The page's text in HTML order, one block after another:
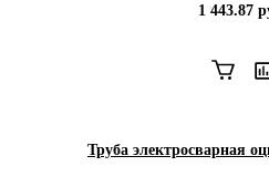
1 443.87
Труба электросварная